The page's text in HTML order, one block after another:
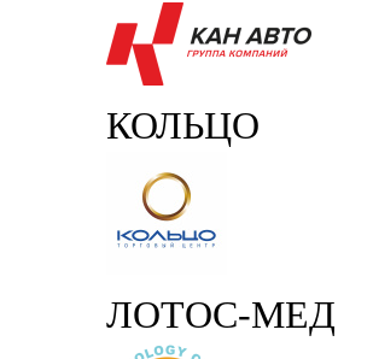
КОЛЬЦО
ЛОТОС-МЕД